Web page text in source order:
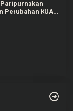
Paripurnakan
Perubahan KUA-